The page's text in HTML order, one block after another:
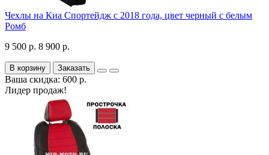
Чехлы на Киа Спортейдж с 2018 года, цвет черный с белым
Ромб
9 500 р. 8 900 р.
В корзину Заказать
Ваша скидка: 600 р.
Лидер продаж!